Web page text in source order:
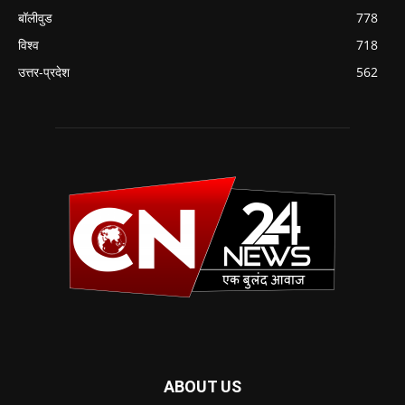
बॉलीवुड
778
विश्व
718
उत्तर-प्रदेश
562
ABOUT US